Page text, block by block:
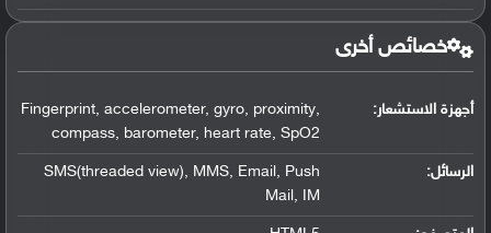
خصائص أخرى
أجهزة الاستشعار:
Fingerprint, accelerometer, gyro, proximity,
compass, barometer, heart rate, SpO2
الرسائل:
SMS(threaded view), MMS, Email, Push
Mail, IM